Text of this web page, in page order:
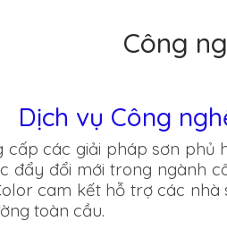
Công
Dịch vụ Công
cấp các giải pháp sơn
đẩy đổi mới trong ngành
cam kết hỗ trợ các
toàn cầu.